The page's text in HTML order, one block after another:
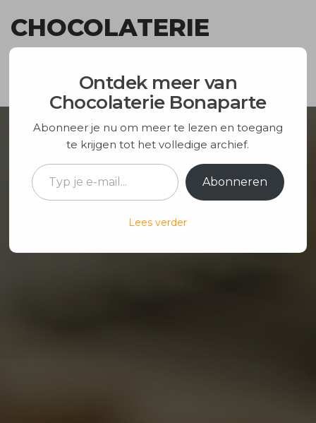
naar
inhoud
CHOCOLATERIE
Ontdek meer van
Chocolaterie Bonaparte
Abonneer je nu om meer te lezen en toegang
te krijgen tot het volledige archief.
Typ je e-mail...
Abonneren
Lees verder